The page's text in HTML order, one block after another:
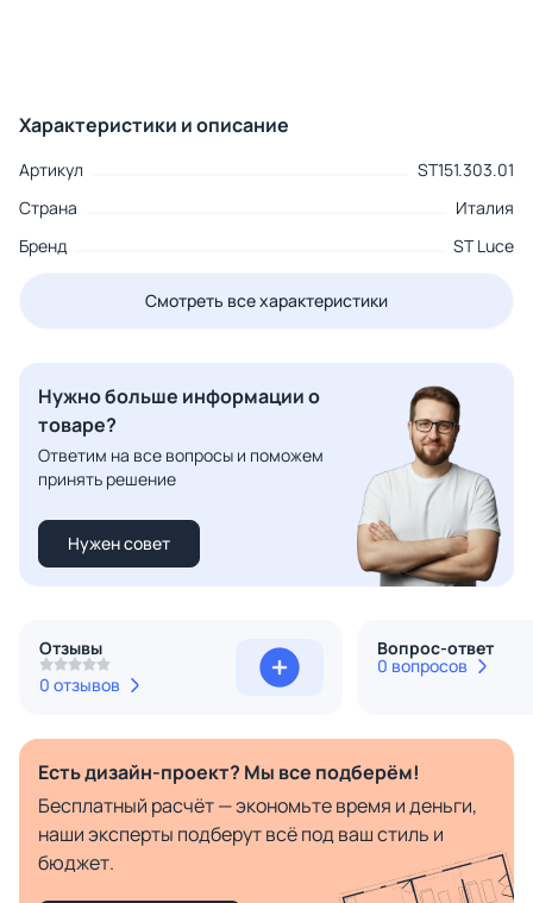
Характеристики и описание
Артикул
ST151.303.01
Страна
Италия
Бренд
ST Luce
Смотреть все характеристики
Нужно больше информации о
товаре?
Ответим на все вопросы и поможем
принять решение
Нужен совет
Отзывы
0 отзывов
Вопрос-ответ
0 вопросов
Есть дизайн-проект? Мы все подберём!
Бесплатный расчёт — экономьте время и деньги,
наши эксперты подберут всё под ваш стиль и
бюджет.